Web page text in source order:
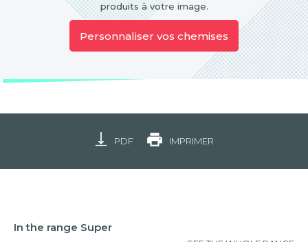
produits à votre image.
Personnaliser vos chemises
PDF IMPRIMER
In the range Super